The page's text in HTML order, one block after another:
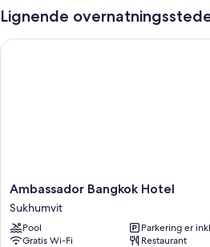
Andre fordele inkluderer:
En udendørs pool og en børnepool
Værelsesfaciliteter
Alle 188 værelser byder på komfortable
sengetøj og arbejdsområder med plads
Lignende
Ambassador
Bangkok
Hotel
Sukhumvit
Ambassador Bangkok Hotel
Sukhumvit
Pool
Parkering er
Gratis Wi-Fi
Restaurant
Ambassador Bangkok Hotel